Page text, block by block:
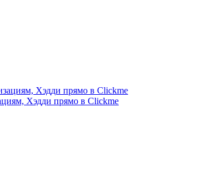
Хэдди прямо в Clickme